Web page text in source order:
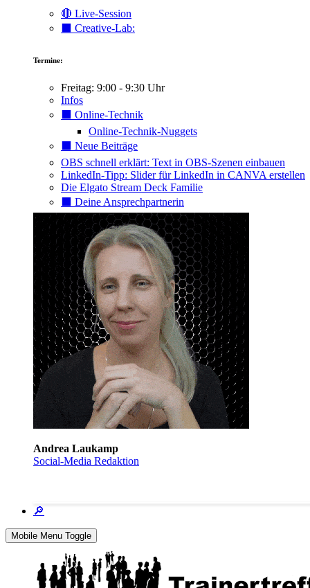
🔴 Live-Session
⬛️ Creative-Lab:
Termine:
Freitag: 9:00 - 9:30 Uhr
Infos
⬛️ Online-Technik
Online-Technik-Nuggets
⬛️ Neue Beiträge
OBS schnell erklärt: Text in OBS-Szenen einbauen
LinkedIn-Tipp: Slider für LinkedIn in CANVA erstellen
Die Elgato Stream Deck Familie
⬛️ Deine Ansprechpartnerin
Andrea Laukamp
Social-Media Redaktion
🔎
Mobile Menu Toggle